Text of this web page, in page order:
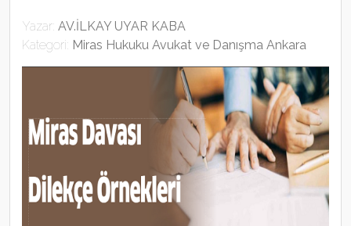
Yazar: AV.İLKAY UYAR KABA
Kategori: Miras Hukuku Avukat ve Danışma Ankara